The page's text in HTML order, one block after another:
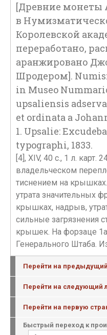
[Древние монеты
в
Королевской
переработано,
аранжировано
Шродером].
in Museo
upsaliensis
et ordinata a
1. Upsalie:
typographi, 1833.
[4], XIV, 40 с., 1 л. карт.
владельческом
тиснением на
утрата значительных
крышках, надрыв,
сильные загрязнения
крышек. На форзаце
Генерального Штаба.
Перейти на
Перейти на следующий
Перейти на первую
Быстрый переход к